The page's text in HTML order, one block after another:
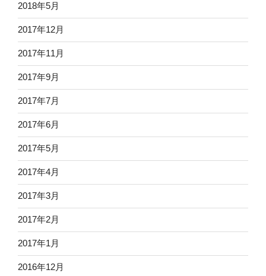
2018年5月
2017年12月
2017年11月
2017年9月
2017年7月
2017年6月
2017年5月
2017年4月
2017年3月
2017年2月
2017年1月
2016年12月